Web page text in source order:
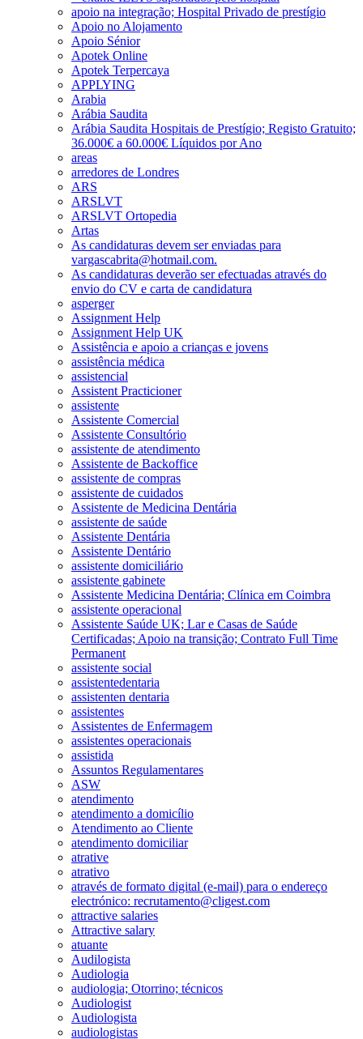
apoio na integração; Hospital Privado de prestígio
Apoio no Alojamento
Apoio Sénior
Apotek Online
Apotek Terpercaya
APPLYING
Arabia
Arábia Saudita
Arábia Saudita Hospitais de Prestígio; Registo Gratuito;
36.000€ a 60.000€ Líquidos por Ano
areas
arredores de Londres
ARS
ARSLVT
ARSLVT Ortopedia
Artas
As candidaturas devem ser enviadas para
vargascabrita@hotmail.com.
As candidaturas deverão ser efectuadas através do
envio do CV e carta de candidatura
asperger
Assignment Help
Assignment Help UK
Assistência e apoio a crianças e jovens
assistência médica
assistencial
Assistent Practicioner
assistente
Assistente Comercial
Assistente Consultório
assistente de atendimento
Assistente de Backoffice
assistente de compras
assistente de cuidados
Assistente de Medicina Dentária
assistente de saúde
Assistente Dentária
Assistente Dentário
assistente domiciliário
assistente gabinete
Assistente Medicina Dentária; Clínica em Coimbra
assistente operacional
Assistente Saúde UK; Lar e Casas de Saúde
Certificadas; Apoio na transição; Contrato Full Time
Permanent
assistente social
assistentedentaria
assistenten dentaria
assistentes
Assistentes de Enfermagem
assistentes operacionais
assistida
Assuntos Regulamentares
ASW
atendimento
atendimento a domicílio
Atendimento ao Cliente
atendimento domiciliar
atrative
atrativo
através de formato digital (e-mail) para o endereço
electrónico: recrutamento@cligest.com
attractive salaries
Attractive salary
atuante
Audilogista
Audiologia
audiologia; Otorrino; técnicos
Audiologist
Audiologista
audiologistas